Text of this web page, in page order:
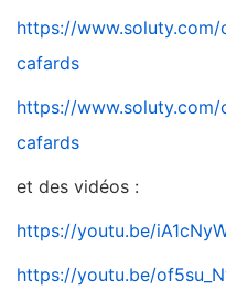
https://
cafards
https://
cafards
et des vidéos :
https://youtu.be/
https://youtu.be/